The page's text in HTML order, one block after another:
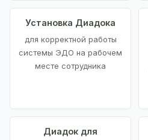
Установка Диадока
для корректной работы
системы ЭДО на рабочем
месте сотрудника
Диадок для